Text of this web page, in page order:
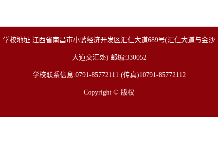
学校地址:江西省南昌市小蓝经济开发区汇仁大道689号(汇仁大道与金沙
大道交汇处) 邮编:330052
学校联系信息:0791-85772111 (传真)10791-85772112
Copyright © 版权